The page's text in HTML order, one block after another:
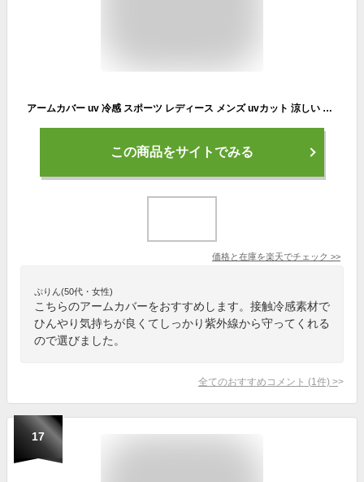
アームカバー uv 冷感 スポーツ レディース メンズ uvカット 涼しい おしゃれ ゴルフ アウトドア UVカット 野外 紫外線対策 日焼け防止 虫刺され
この商品をサイトでみる
価格と在庫を楽天でチェック >>
ぷりん(50代・女性)
こちらのアームカバーをおすすめします。接触冷感素材で
ひんやり気持ちが良くてしっかり紫外線から守ってくれる
ので選びました。
全てのおすすめコメント (1 件) >
17